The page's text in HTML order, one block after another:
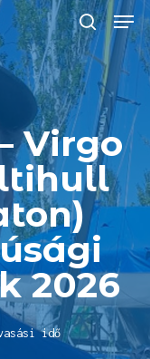
keresés
Menu
Virgo
2026
idő